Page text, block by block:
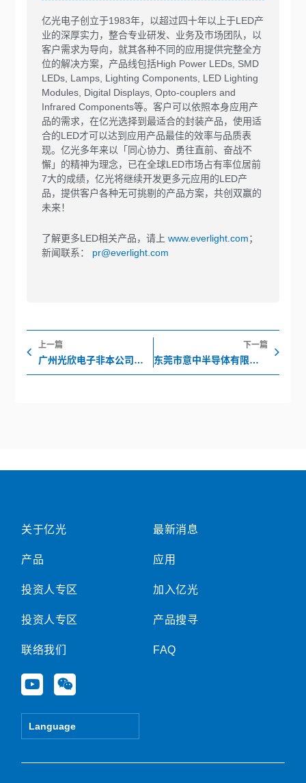
亿光电子创立于1983年，以超过四十年以上于LED产
业的深厚实力，整合专业研发、业务及市场团队，以
客户需求为导向，就其各种不同的应用提供完整全方
位的解决方案，产品线包括High Power LEDs, SMD
LEDs, Lamps, Lighting Components, LED Lighting
Modules, Digital Displays, Opto-couplers and
Infrared Components等。客户可以依照本身应用产
品的需求，在亿光选择到最适合的封装产品，使用适
合的LED才可以达到应用产品最佳的效率与品质表
现。亿光多年来以「同心协力、勇往直前、奋战不
懈」的精神为理念，已在全球LED市场占有率位居前
7大的成绩，亿光将继续开发更多元应用的LED产
品，提供客户各种无可挑剔的产品方案，共创双赢的
未来！
了解更多LED相关产品，请上 www.everlight.com；
新闻联系： pr@everlight.com
Prev
上一篇
广州光欣电子非本公司合法代理商公告函
下一篇
东莞市意中半导体有限公司及香港芯朝国际电子有限公司 并非本公司合格之经销/代理商 公告函
关于亿光
产品
投资人专区
投资人专区
联络我们
Y
o
u
e
W
e
i
Language
最新消息
应用
加入亿光
产品搜寻
FAQ